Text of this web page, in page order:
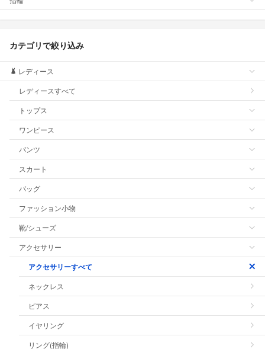
カテゴリで絞り込み
レディース
レディースすべて
トップス
ワンピース
パンツ
スカート
バッグ
ファッション小物
靴/シューズ
アクセサリー
アクセサリーすべて
ネックレス
ピアス
イヤリング
リング(指輪)